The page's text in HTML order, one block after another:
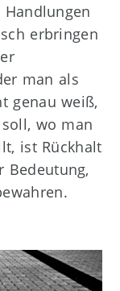
erbringen
man als
genau weiß,
wo man
ist Rückhalt
Bedeutung,